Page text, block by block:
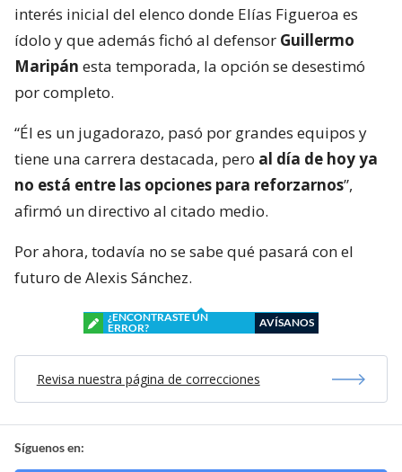
interés inicial del elenco donde Elías Figueroa es
ídolo y que además fichó al defensor Guillermo
Maripán esta temporada, la opción se desestimó
por completo.
“Él es un jugadorazo, pasó por grandes equipos y
tiene una carrera destacada, pero al día de hoy ya
no está entre las opciones para reforzarnos”,
afirmó un directivo al citado medio.
Por ahora, todavía no se sabe qué pasará con el
futuro de Alexis Sánchez.
¿ENCONTRASTE UN
ERROR?
AVÍSANOS
Revisa nuestra página de correcciones
Síguenos en: